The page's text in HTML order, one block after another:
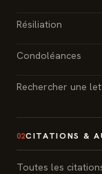
Résiliation
Condoléances
Rechercher une
02CITATIONS &
Toutes les